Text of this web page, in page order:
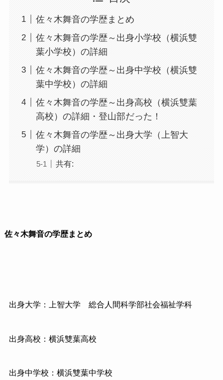
佐々木舞音の学歴まとめ
佐々木舞音の学歴～出身小学校（横浜雙
葉小学校）の詳細
佐々木舞音の学歴～出身中学校（横浜雙
葉中学校）の詳細
佐々木舞音の学歴～出身高校（横浜雙葉
高校）の詳細・登山部だった！
佐々木舞音の学歴～出身大学（上智大
学）の詳細
共有:
佐々木舞音の学歴まとめ
出身大学：上智大学 総合人間科学部社会福祉学科
出身高校：横浜雙葉高校
出身中学校：横浜雙葉中学校